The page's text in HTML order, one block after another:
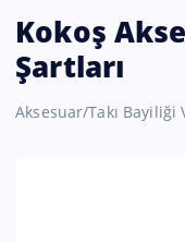
Kokoş
Şartları
Aksesuar/Takı Bayiliği